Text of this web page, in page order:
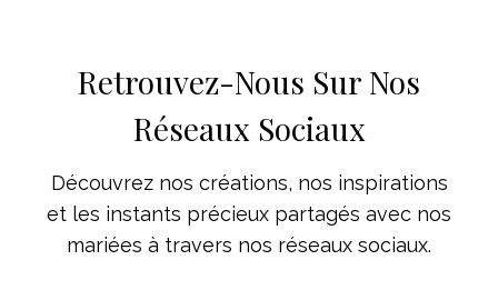
Retrouvez-Nous Sur Nos
Réseaux Sociaux
Découvrez nos créations, nos inspirations
et les instants précieux partagés avec nos
mariées à travers nos réseaux sociaux.